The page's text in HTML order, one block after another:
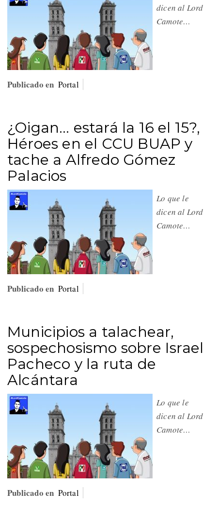
dicen al Lord
Camote…
Publicado en Portal
¿Oigan… estará la 16 el 15?,
Héroes en el CCU BUAP y
tache a Alfredo Gómez
Palacios
Lo que le
dicen al Lord
Camote…
Publicado en Portal
Municipios a talachear,
sospechosismo sobre Israel
Pacheco y la ruta de
Alcántara
Lo que le
dicen al Lord
Camote…
Publicado en Portal